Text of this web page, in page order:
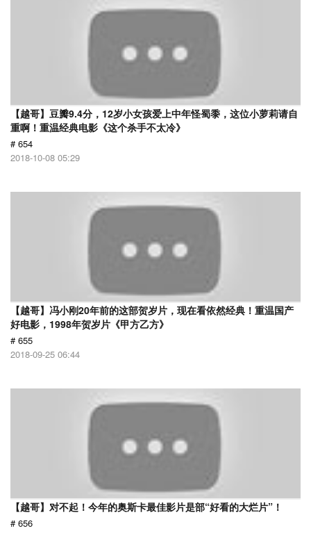
【越哥】豆瓣9.4分，12岁小女孩爱上中年怪蜀黍，这位小萝莉请自
重啊！重温经典电影《这个杀手不太冷》
# 654
2018-10-08 05:29
【越哥】冯小刚20年前的这部贺岁片，现在看依然经典！重温国产
好电影，1998年贺岁片《甲方乙方》
# 655
2018-09-25 06:44
【越哥】对不起！今年的奥斯卡最佳影片是部“好看的大烂片”！
# 656